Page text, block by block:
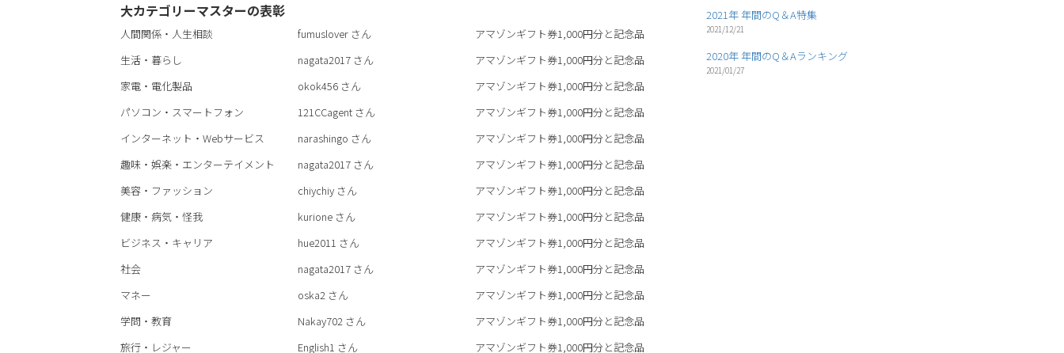
大カテゴリーマスターの表彰
人間関係・人生相談 fumuslover さん
アマゾンギフト券1,000円分と記念品
生活・暮らし
nagata2017 さん
アマゾンギフト券1,000円分と記念品
家電・電化製品
okok456 さん
アマゾンギフト券1,000円分と記念品
パソコン・スマートフォン
121CCagent さん
アマゾンギフト券1,000円分と記念品
インターネット・Webサービス
narashingo さん
アマゾンギフト券1,000円分と記念品
趣味・娯楽・エンターテイメント
nagata2017 さん
アマゾンギフト券1,000円分と記念品
美容・ファッション
chiychiy さん
アマゾンギフト券1,000円分と記念品
健康・病気・怪我
kurione さん
アマゾンギフト券1,000円分と記念品
ビジネス・キャリア
hue2011 さん
アマゾンギフト券1,000円分と記念品
社会
nagata2017 さん
アマゾンギフト券1,000円分と記念品
マネー
oska2 さん
アマゾンギフト券1,000円分と記念品
学問・教育
Nakay702 さん
アマゾンギフト券1,000円分と記念品
旅行・レジャー
English1 さん アマゾンギフト券1,000円分と記念品
2021年 年間のQ＆A特集
2021/12/21
2020年 年間のQ＆Aランキング
2021/01/27